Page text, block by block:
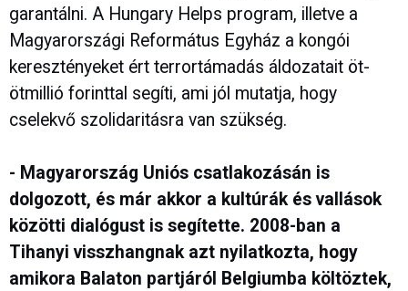
garantálni. A Hungary Helps program, illetve a
Magyarországi Református Egyház a kongói
keresztényeket ért terrortámadás áldozatait öt-
ötmillió forinttal segíti, ami jól mutatja, hogy
cselekvő szolidaritásra van szükség.
- Magyarország Uniós csatlakozásán is
dolgozott, és már akkor a kultúrák és vallások
közötti dialógust is segítette. 2008-ban a
Tihanyi visszhangnak azt nyilatkozta, hogy
amikora Balaton partjáról Belgiumba költöztek,